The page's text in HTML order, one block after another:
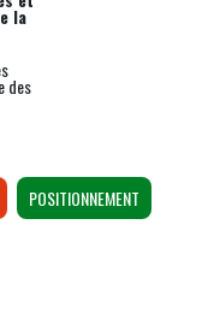
animal.
demande.
la
des
POSITIONNEMENT